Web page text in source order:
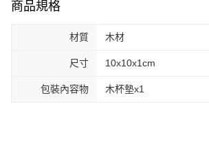
商品規格
材質 木材
尺寸 10x10x1cm
包裝內容物 木杯墊x1